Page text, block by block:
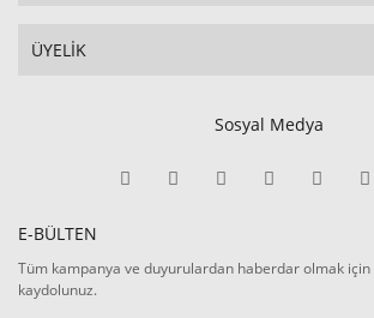
ÜYELİK
Sosyal Medya
E-BÜLTEN
Tüm kampanya ve duyurulardan haberdar olmak
kaydolunuz.